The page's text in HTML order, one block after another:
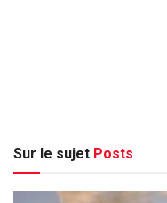
Sur le sujet Posts